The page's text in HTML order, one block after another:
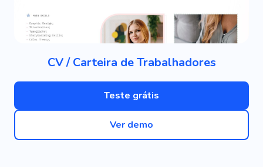
CV / Carteira de Trabalhadores
Teste grátis
Ver demo